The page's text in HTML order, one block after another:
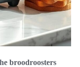
broodroosters